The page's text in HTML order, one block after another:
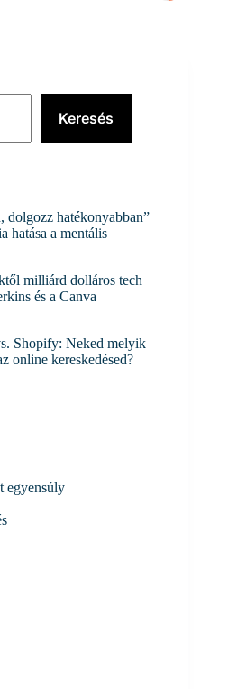
Keresés
dolgozz hatékonyabban”
hatása a mentális
milliárd dolláros tech
és a Canva
Shopify: Neked melyik
online kereskedésed?
egyensúly